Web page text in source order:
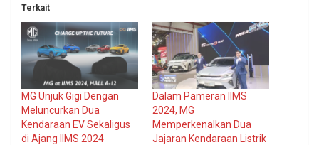
Terkait
MG Unjuk Gigi Dengan
Meluncurkan Dua
Kendaraan EV Sekaligus
di Ajang IIMS 2024
Dalam Pameran IIMS
2024, MG
Memperkenalkan Dua
Jajaran Kendaraan Listrik